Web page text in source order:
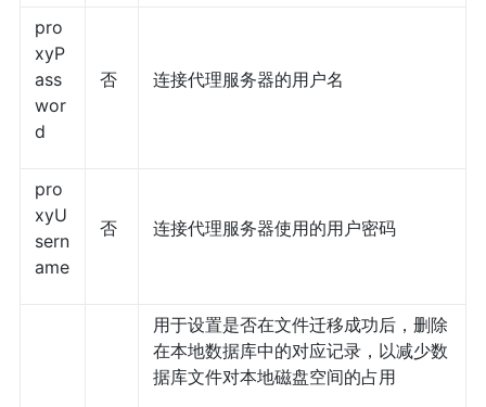
pro
xyP
ass
wor
d
否 连接代理服务器的用户名
pro
xyU
sern
ame
否 连接代理服务器使用的用户密码
用于设置是否在文件迁移成功后，删除
在本地数据库中的对应记录，以减少数
据库文件对本地磁盘空间的占用